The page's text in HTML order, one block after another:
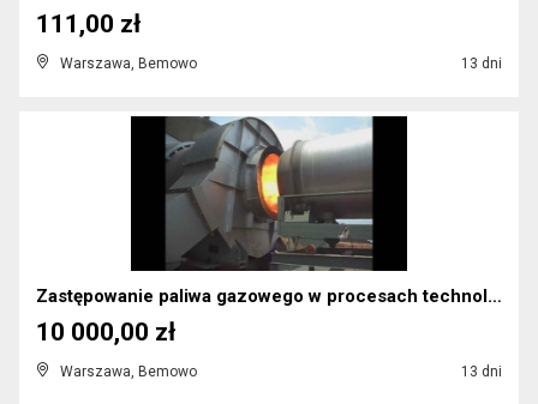
Warszawa, Bemowo 13 dni
111,00 zł
Zastępowanie paliwa gazowego w procesach technolog...
Warszawa, Bemowo 13 dni
10 000,00 zł